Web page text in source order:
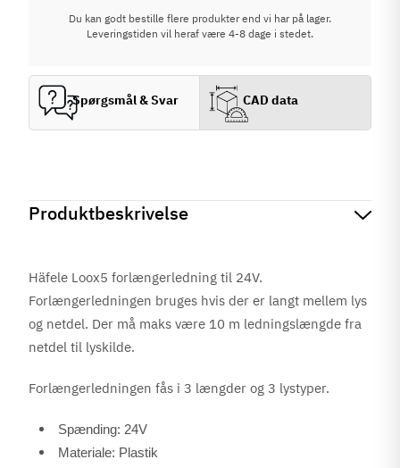
Produktbeskrivelse
Häfele Loox5 forlængerledning til 24V.
Forlængerledningen bruges hvis der er langt mellem lys
og netdel. Der må maks være 10 m ledningslængde fra
netdel til lyskilde.
Forlængerledningen fås i 3 længder og 3 lystyper.
Spænding: 24V
Materiale: Plastik
Du kan godt bestille flere produkter end vi har på lager.
Leveringstiden vil heraf være 4-8 dage i stedet.
Spørgsmål & Svar CAD data